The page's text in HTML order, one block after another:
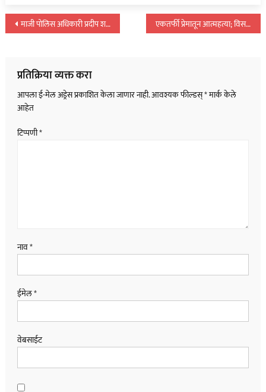
पोस्टचे
माजी पोलिस अधिकारी प्रदीप शर्मा यांना जामीन मंजूर… एकतर्फी प्रेमातून आत्महत्या; विसरु शकत नाही, तिने केवळ वापर केला…
प्रतिक्रिया व्यक्त करा
आपला ई-मेल अड्रेस प्रकाशित केला जाणार नाही.आवश्यक फील्डस्*मार्क केले
आहेत
टिप्पणी*
नाव*
ईमेल*
वेबसाईट